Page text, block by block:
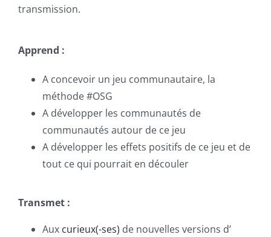
transmission.
Apprend :
A concevoir un jeu communautaire, la
méthode #OSG
A développer les communautés de
communautés autour de ce jeu
A développer les effets positifs de ce jeu et de
tout ce qui pourrait en découler
Transmet :
Aux curieux(-ses) de nouvelles versions d’